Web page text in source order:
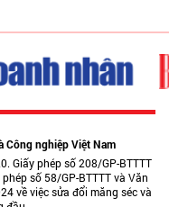
Công nghiệp Việt Nam
Giấy phép số 208/GP-BTTTT
số 58/GP-BTTTT và Văn
về việc sửa đổi măng séc và